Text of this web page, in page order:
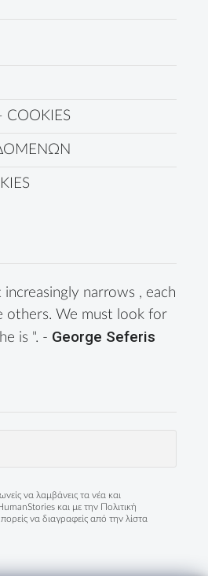
narrows , each
others. We must look for
is ". - George Seferis
να λαμβάνεις τα νέα και
και με την
Πολιτική
να διαγραφείς από την λίστα